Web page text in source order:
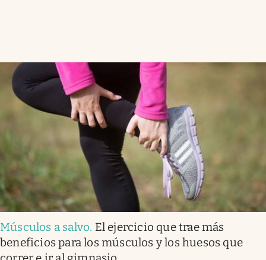
Músculos a salvo. El ejercicio que trae más
beneficios para los músculos y los huesos que